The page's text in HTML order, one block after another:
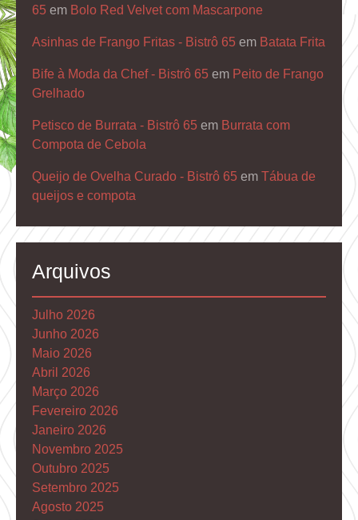
65 em Bolo Red Velvet com Mascarpone
Asinhas de Frango Fritas - Bistrô 65 em Batata Frita
Bife à Moda da Chef - Bistrô 65 em Peito de Frango
Grelhado
Petisco de Burrata - Bistrô 65 em Burrata com
Compota de Cebola
Queijo de Ovelha Curado - Bistrô 65 em Tábua de
queijos e compota
Arquivos
Julho 2026
Junho 2026
Maio 2026
Abril 2026
Março 2026
Fevereiro 2026
Janeiro 2026
Novembro 2025
Outubro 2025
Setembro 2025
Agosto 2025